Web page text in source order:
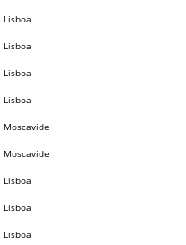
Lisboa
Lisboa
Lisboa
Lisboa
Moscavide
Moscavide
Lisboa
Lisboa
Lisboa